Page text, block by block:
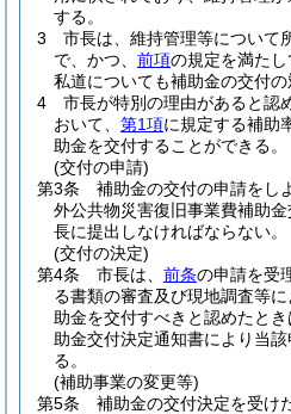
する。
3
市長は、維持管理等について
で、かつ、 前項の規定を満た
私道についても補助金の交付の
4
市長が特別の理由があると認
おいて、 第1項に規定する補助
助金を交付することができる。
(交付の申請)
第3条
補助金の交付の申請をし
外公共物災害復旧事業費補助
長に提出しなければならない。
(交付の決定)
第4条
市長は、 前条の申請を受
る書類の審査及び現地調査等
助金を交付すべきと認めたとき
助金交付決定通知書により当
る。
(補助事業の変更等)
第5条
補助金の交付決定を受け